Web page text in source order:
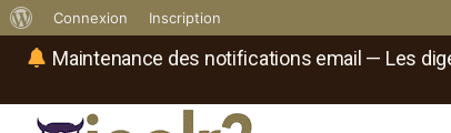
Maintenance des notifications email — Les
propos
WordPress
Connexion Inscription